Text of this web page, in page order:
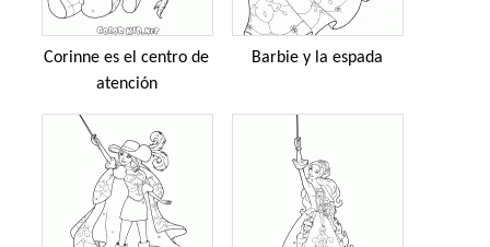
Corinne es el centro de
atención
Barbie y la espada